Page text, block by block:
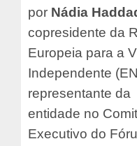
por Nádia
copresidente da
Europeia para a
Independente
representante da
entidade no
Executivo do